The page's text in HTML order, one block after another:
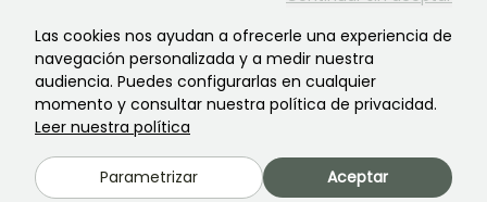
Las cookies nos ayudan a ofrecerle una experiencia de
navegación personalizada y a medir nuestra
audiencia. Puedes configurarlas en cualquier
momento y consultar nuestra política de privacidad.
Leer nuestra política
Parametrizar Aceptar
Promessedefleurs.ch
Información legal
Términos y condiciones
Política de privacidad
Promesse de fleurs, una empresa familiar al servicio de todos los